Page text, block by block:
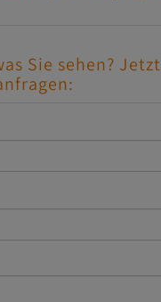
Sie sehen? Jetzt